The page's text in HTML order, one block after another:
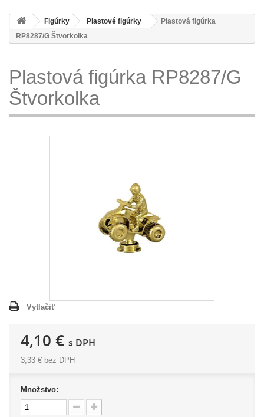
Figúrky Plastové figúrky
Plastová figúrka
RP8287/G Štvorkolka
Plastová figúrka RP8287/G
Štvorkolka
Vytlačiť
4,10 € s DPH
3,33 € bez DPH
Množstvo: